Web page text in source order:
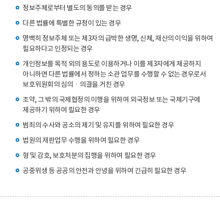
정보주체로부터 별도의 동의를 받는 경우
다른 법률에 특별한 규정이 있는 경우
명백히 정보주체 또는 제3자의 급박한 생명, 신체, 재산의 이익을 위하여
필요하다고 인정되는 경우
개인정보를 목적 외의 용도로 이용하거나 이를 제3자에게 제공하지
아니하면 다른 법률에서 정하는 소관 업무를 수행할 수 없는 경우로서
보호위원회의 심의ㆍ의결을 거친 경우
조약, 그 밖의 국제협정의 이행을 위하여 외국정보 또는 국제기구에
제공하기 위하여 필요한 경우
범죄의 수사와 공소의 제기 및 유지를 위하여 필요한 경우
법원의 재판업무 수행을 위하여 필요한 경우
형 및 감호, 보호처분의 집행을 위하여 필요한 경우
공중위생 등 공공의 안전과 안녕을 위하여 긴급히 필요한 경우